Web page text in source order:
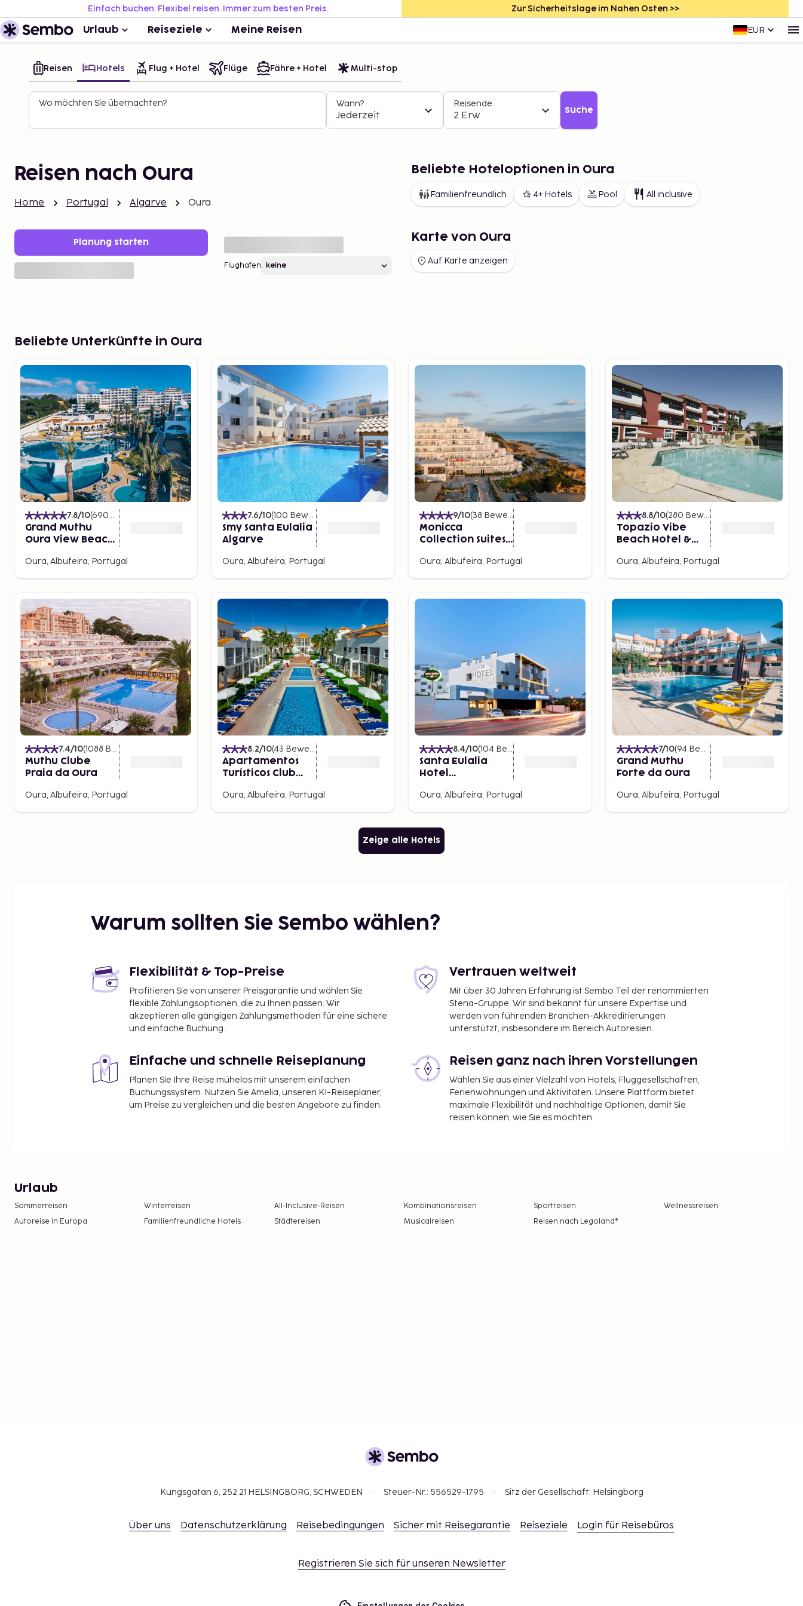
Einfach buchen. Flexibel reisen. Immer zum besten Preis. Zur Sicherheitslage im Nahen Osten >>
Urlaub Reiseziele Meine Reisen EUR
Reisen Hotels Flug + Hotel Flüge Fähre + Hotel Multi-stop
Wo möchten Sie übernachten? Wann?
Jederzeit
Reisende
2 Erw. Suche
Reisen nach Oura
Home Portugal Algarve Oura
Planung starten
Flughafen
Beliebte Hoteloptionen in Oura
Familienfreundlich 4+ Hotels Pool All inclusive
Karte von Oura
Auf Karte anzeigen
Beliebte Unterkünfte in Oura
7.8/10(690 Bewertungen
Grand Muthu
Oura View Beach
Oura, Albufeira, Portugal
7.6/10(100 Bewertungen
Smy Santa Eulalia
Algarve
Oura, Albufeira, Portugal
9/10(38 Bewertungen
Monicca
Collection Suites
Oura, Albufeira, Portugal
8.8/10(280 Bewertungen
Topazio Vibe
Beach Hotel &
Adults Friendly
Oura, Albufeira, Portugal
7.4/10(1088 Bewertungen
Muthu Clube
Praia da Oura
Oura, Albufeira, Portugal
8.2/10(43 Bewertungen
Apartamentos
Turísticos Club
Oura, Albufeira, Portugal
8.4/10(104 Bewertungen
Santa Eulalia
Hotel
Spa
Oura, Albufeira, Portugal
7/10(94 Bewertungen
Grand Muthu
Forte da Oura
Oura, Albufeira, Portugal
Zeige alle Hotels
Warum sollten Sie Sembo wählen?
Flexibilität & Top-Preise
Profitieren Sie von unserer Preisgarantie und wählen Sie
flexible Zahlungsoptionen, die zu Ihnen passen. Wir
akzeptieren alle gängigen Zahlungsmethoden für eine sichere
und einfache Buchung.
Vertrauen weltweit
Mit über 30 Jahren Erfahrung ist Sembo Teil der renommierten
Stena-Gruppe. Wir sind bekannt für unsere Expertise und
werden von führenden Branchen-Akkreditierungen
unterstützt, insbesondere im Bereich Autoresien.
Einfache und schnelle Reiseplanung
Planen Sie Ihre Reise mühelos mit unserem einfachen
Buchungssystem. Nutzen Sie Amelia, unseren KI-Reiseplaner,
um Preise zu vergleichen und die besten Angebote zu finden.
Reisen ganz nach ihren Vorstellungen
Wählen Sie aus einer Vielzahl von Hotels, Fluggesellschaften,
Ferienwohnungen und Aktivitäten. Unsere Plattform bietet
maximale Flexibilität und nachhaltige Optionen, damit Sie
reisen können, wie Sie es möchten.
Urlaub
Sommerreisen Winterreisen All-Inclusive-Reisen Kombinationsreisen Sportreisen
Wellnessreisen
Autoreise in Europa
Familienfreundliche Hotels Städtereisen Musicalreisen Reisen nach Legoland®
Kungsgatan 6, 252 21 HELSINGBORG, SCHWEDEN Steuer-Nr.: 556529-1795 Sitz der Gesellschaft: Helsingborg
Über uns Datenschutzerklärung Reisebedingungen Sicher mit Reisegarantie Reiseziele Login für Reisebüros
Registrieren Sie sich für unseren Newsletter